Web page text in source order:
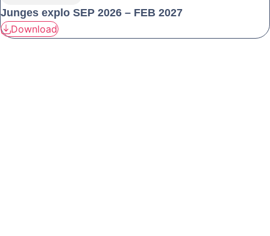
Junges explo SEP 2026 – FEB 2027
Download